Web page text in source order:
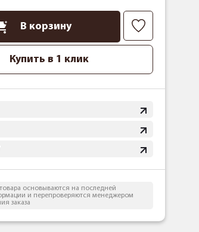
В корзину
Купить в 1 клик
основываются на последней
и перепроверяются менеджером
заказа